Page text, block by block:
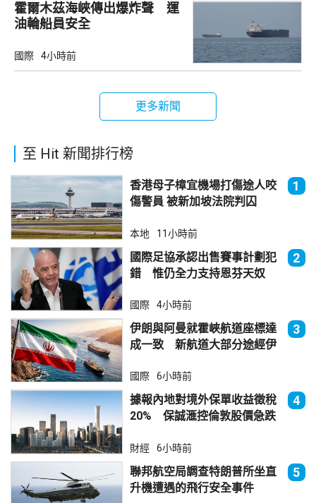
霍爾木茲海峽傳出爆炸聲 運
油輪船員安全
國際 4小時前
更多新聞
至 Hit 新聞排行榜
香港母子樟宜機場打傷途人咬
傷警員 被新加坡法院判囚
1
本地 11小時前
國際足協承認出售賽事計劃犯
錯 惟仍全力支持恩芬天奴
2
國際 4小時前
伊朗與阿曼就霍峽航道座標達
成一致 新航道大部分途經伊
3
國際 6小時前
據報內地對境外保單收益徵稅
20% 保誠滙控倫敦股價急跌
4
財經 6小時前
聯邦航空局調查特朗普所坐直
升機遭遇的飛行安全事件
5